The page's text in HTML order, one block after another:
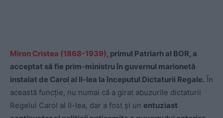
Miron Cristea (1868-1939), primul Patriarh al BOR, a
acceptat să fie prim-ministru în guvernul marionetă
instalat de Carol al II-lea la începutul Dictaturii Regale. În
această funcție, nu numai că a girat abuzurile dictaturii
Regelui Carol al II-lea, dar a fost și un entuziast